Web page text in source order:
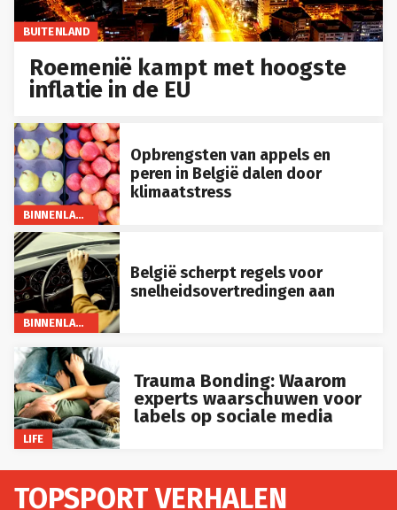
BUITENLAND
Roemenië kampt met hoogste
inflatie in de EU
BINNENLAND
Opbrengsten van appels en
peren in België dalen door
klimaatstress
BINNENLAND
België scherpt regels voor
snelheidsovertredingen aan
LIFE
Trauma Bonding: Waarom
experts waarschuwen voor
labels op sociale media
TOPSPORT VERHALEN